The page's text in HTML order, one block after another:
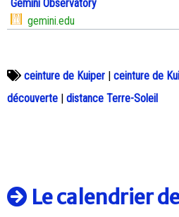
Gemini Observatory
gemini.edu
ceinture de Kuiper | ceinture de
découverte | distance Terre-Soleil
Le calendrier